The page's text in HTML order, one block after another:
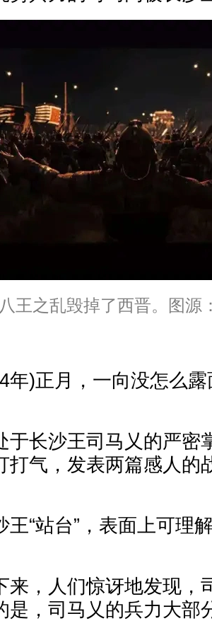
王之乱毁掉了西晋。图源
年)正月，一向没怎么
于长沙王司马乂的严密
打气，发表两篇感人的
王“站台”，表面上可理
来，人们惊讶地发现，
是，司马乂的兵力大部